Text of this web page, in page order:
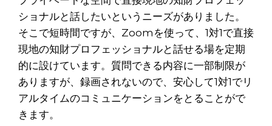
ショナルと話したいというニーズがありました。
そこで短時間ですが、Zoomを使って、1対1で直接
現地の知財プロフェッショナルと話せる場を定期
的に設けています。質問できる内容に一部制限が
ありますが、録画されないので、安心して1対1でリ
アルタイムのコミュニケーションをとることがで
きます。